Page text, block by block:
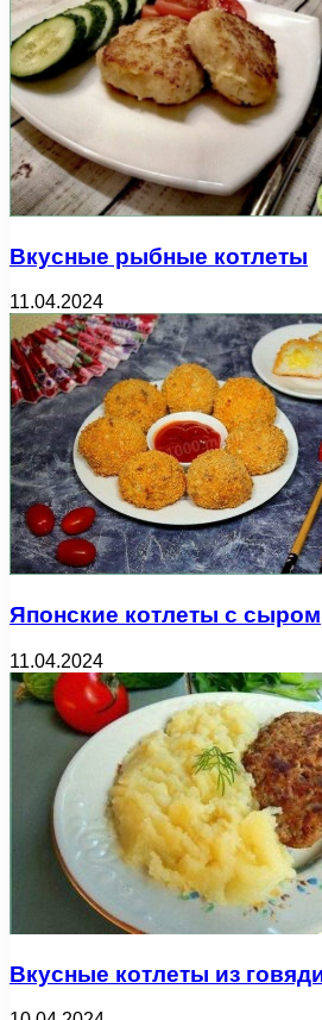
Вкусные рыбные котлеты
11.04.2024
Японские котлеты с сыром
11.04.2024
Вкусные котлеты из